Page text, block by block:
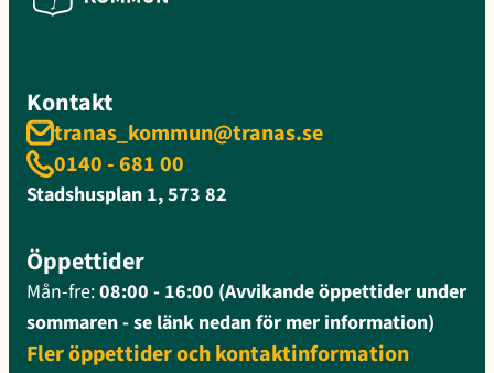
Kontakt
tranas_kommun@tranas.se
0140 - 681 00
Stadshusplan 1, 573 82
Öppettider
Mån-fre:08:00 - 16:00 (Avvikande öppettider under
sommaren - se länk nedan för mer information)
Fler öppettider och kontaktinformation